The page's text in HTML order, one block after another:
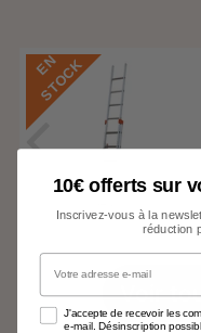
E
N
S
T
O
C
K
Voir
10€ offerts sur
Inscrivez-vous à la
réduction
Votre adresse e-mail
J'accepte de recevoir les
e-mail. Désinscription